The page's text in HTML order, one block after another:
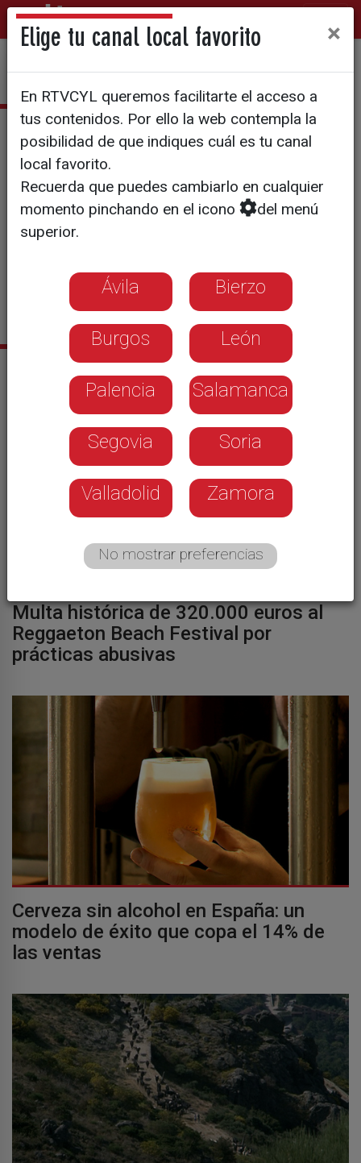
Óscar García
la Universidad de Valladolid.
Máster en Periodismo
oscar.garcia@rtvcyl.es
Sus últimas noticias
Multa histórica de 320.000 euros al
Reggaeton Beach Festival por
prácticas abusivas
Cerveza sin alcohol en España: un
modelo de éxito que copa el 14% de
las ventas
Elige tu canal local favorito ×
En RTVCYL queremos facilitarte el acceso a
tus contenidos. Por ello la web contempla la
posibilidad de que indiques cuál es tu canal
local favorito.
Recuerda que puedes cambiarlo en cualquier
momento pinchando en el icono
del menú
superior.
Ávila Bierzo
Burgos León
Palencia Salamanca
Segovia Soria
Valladolid Zamora
No mostrar preferencias